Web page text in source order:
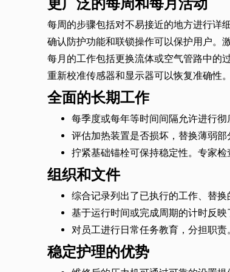
每周的步骤包括对不易接近的地方进行详
确认防护功能和联锁操作可以保护用户。
每月的工作包括更换流体或空气管路中的
重新校准传感器和显示器可以恢复准确性
全面的长期工作
每季度或每年等时间间隔允许进行
评估加热装置是否损坏，替换薄弱部
拧紧基础锚栓可保持稳定性。专家检
组织和文件
综合记录列出了已执行的工作、替
基于运行时间或完成周期的计时反映
对员工进行日常任务教育，分担职责
稳定护理的优势